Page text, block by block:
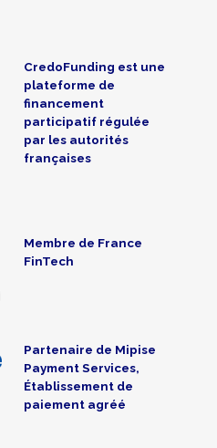
CredoFunding est une
plateforme de
financement
participatif régulée
par les autorités
françaises
Membre de France
FinTech
Partenaire de Mipise
Payment Services,
Établissement de
paiement agréé